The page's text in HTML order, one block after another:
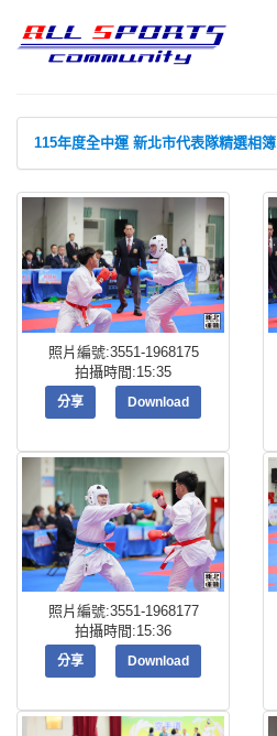
115年度全中運 新北市代表隊精選相簿
照片編號:3551-1968175
拍攝時間:15:35
分享 Download
照片編號:3551-1968177
拍攝時間:15:36
分享 Download